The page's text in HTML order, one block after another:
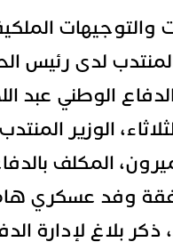
لدى رئيس
الوطني عبد
الوزير
المكلف
وفد عسكري
بلاغ لإدارة